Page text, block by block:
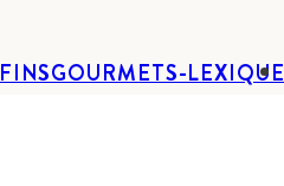
FINSGOURMETS-LEXIQUE